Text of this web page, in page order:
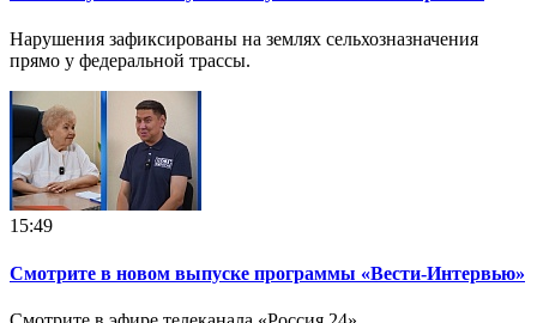
Нарушения зафиксированы на землях сельхозназначения
прямо у федеральной трассы.
15:49
Смотрите в новом выпуске программы «Вести-Интервью»